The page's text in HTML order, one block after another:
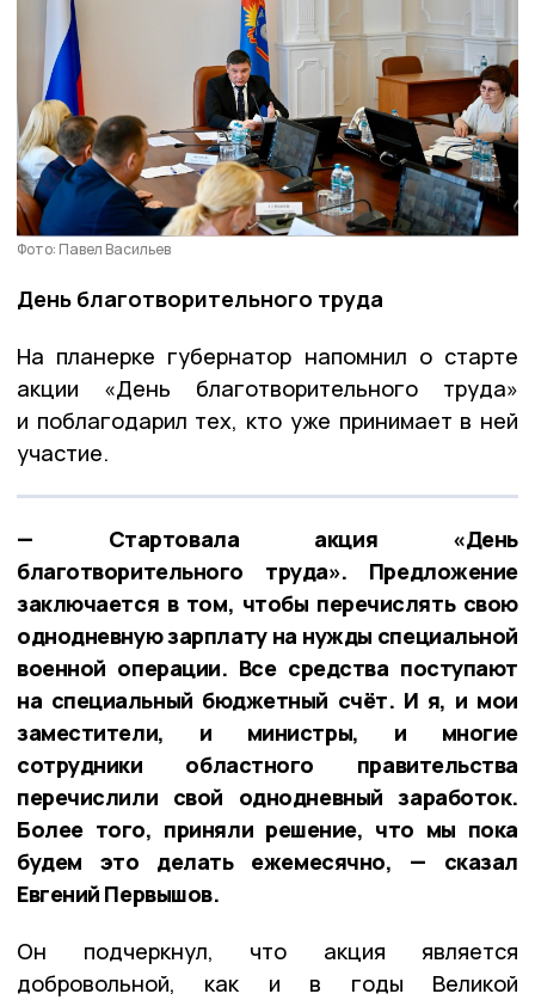
Фото: Павел Васильев
День благотворительного труда
На планерке губернатор напомнил о старте
акции «День благотворительного труда»
и поблагодарил тех, кто уже принимает в ней
участие.
— Стартовала акция «День
благотворительного труда». Предложение
заключается в том, чтобы перечислять свою
однодневную зарплату на нужды специальной
военной операции. Все средства поступают
на специальный бюджетный счёт. И я, и мои
заместители, и министры, и многие
сотрудники областного правительства
перечислили свой однодневный заработок.
Более того, приняли решение, что мы пока
будем это делать ежемесячно, — сказал
Евгений Первышов.
Он подчеркнул, что акция является
добровольной, как и в годы Великой